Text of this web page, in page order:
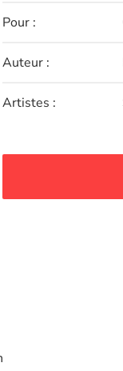
Pour :
Auteur :
Artistes :